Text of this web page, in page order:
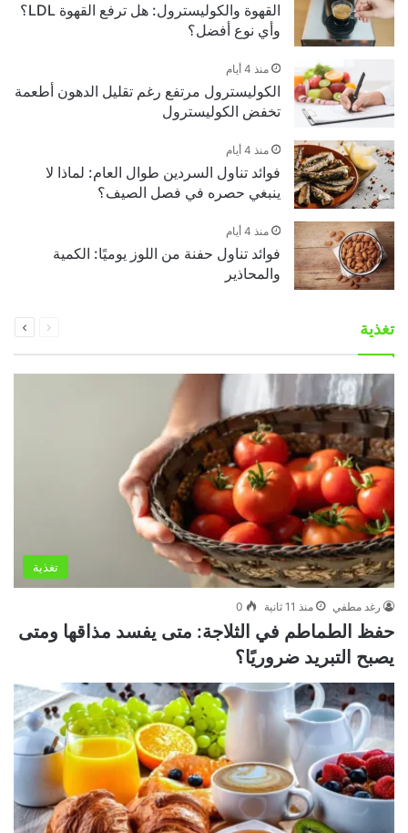
القهوة والكوليسترول: هل ترفع القهوة LDL؟
وأي نوع أفضل؟
منذ 4 أيام
الكوليسترول مرتفع رغم تقليل الدهون أطعمة
تخفض الكوليسترول
منذ 4 أيام
فوائد تناول السردين طوال العام: لماذا لا
ينبغي حصره في فصل الصيف؟
منذ 4 أيام
فوائد تناول حفنة من اللوز يوميًا: الكمية
والمحاذير
تغذية الصفحةالصفحة
تغذية
رغد مطفي منذ 11 ثانية 0
حفظ الطماطم في الثلاجة: متى يفسد مذاقها ومتى
يصبح التبريد ضروريًا؟